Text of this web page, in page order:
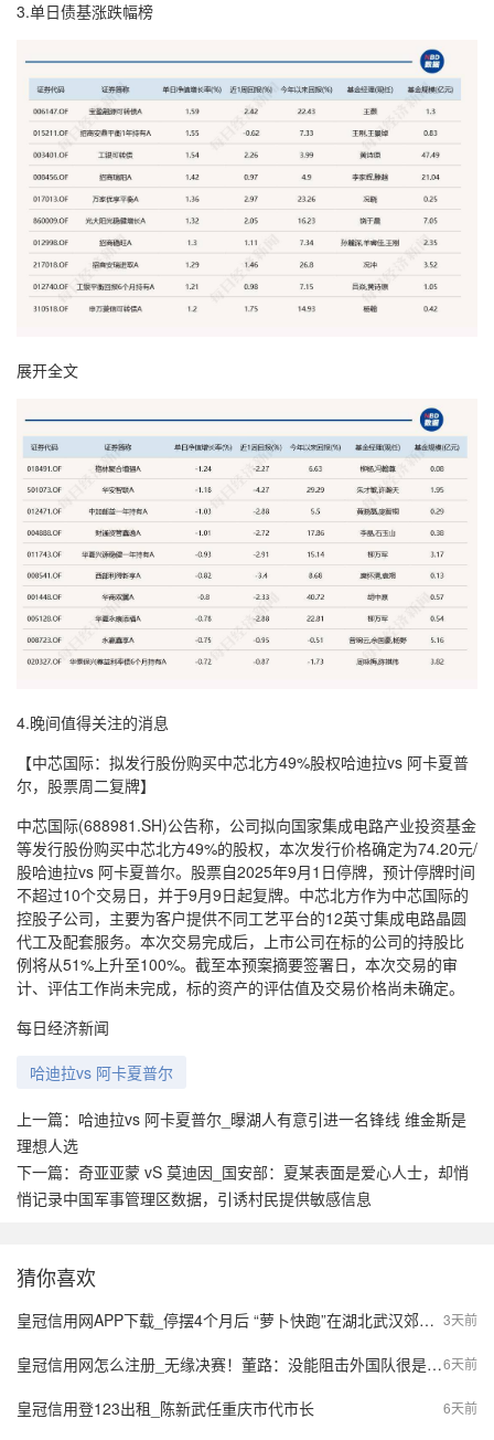
3.单日债基涨跌幅榜
展开全文
4.晚间值得关注的消息
【中芯国际：拟发行股份购买中芯北方49%股权哈迪拉vs 阿卡夏普
尔，股票周二复牌】
中芯国际(688981.SH)公告称，公司拟向国家集成电路产业投资基金
等发行股份购买中芯北方49%的股权，本次发行价格确定为74.20元/
股哈迪拉vs 阿卡夏普尔。股票自2025年9月1日停牌，预计停牌时间
不超过10个交易日，并于9月9日起复牌。中芯北方作为中芯国际的
控股子公司，主要为客户提供不同工艺平台的12英寸集成电路晶圆
代工及配套服务。本次交易完成后，上市公司在标的公司的持股比
例将从51%上升至100%。截至本预案摘要签署日，本次交易的审
计、评估工作尚未完成，标的资产的评估值及交易价格尚未确定。
每日经济新闻
哈迪拉vs 阿卡夏普尔
上一篇： 哈迪拉vs 阿卡夏普尔_曝湖人有意引进一名锋线 维金斯是
理想人选
下一篇： 奇亚亚蒙 vS 莫迪因_国安部：夏某表面是爱心人士，却悄
悄记录中国军事管理区数据，引诱村民提供敏感信息
猜你喜欢
3天前
皇冠信用网APP下载_停摆4个月后 “萝卜快跑”在湖北武汉郊区重新接单，多名本地用户发帖称重新叫到车
6天前
皇冠信用网怎么注册_无缘决赛！董路：没能阻击外国队很是自责，孩子们尽力了责任在我
6天前
皇冠信用登123出租_陈新武任重庆市代市长